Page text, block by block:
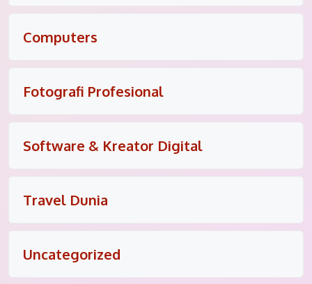
Computers
Fotografi Profesional
Software & Kreator Digital
Travel Dunia
Uncategorized